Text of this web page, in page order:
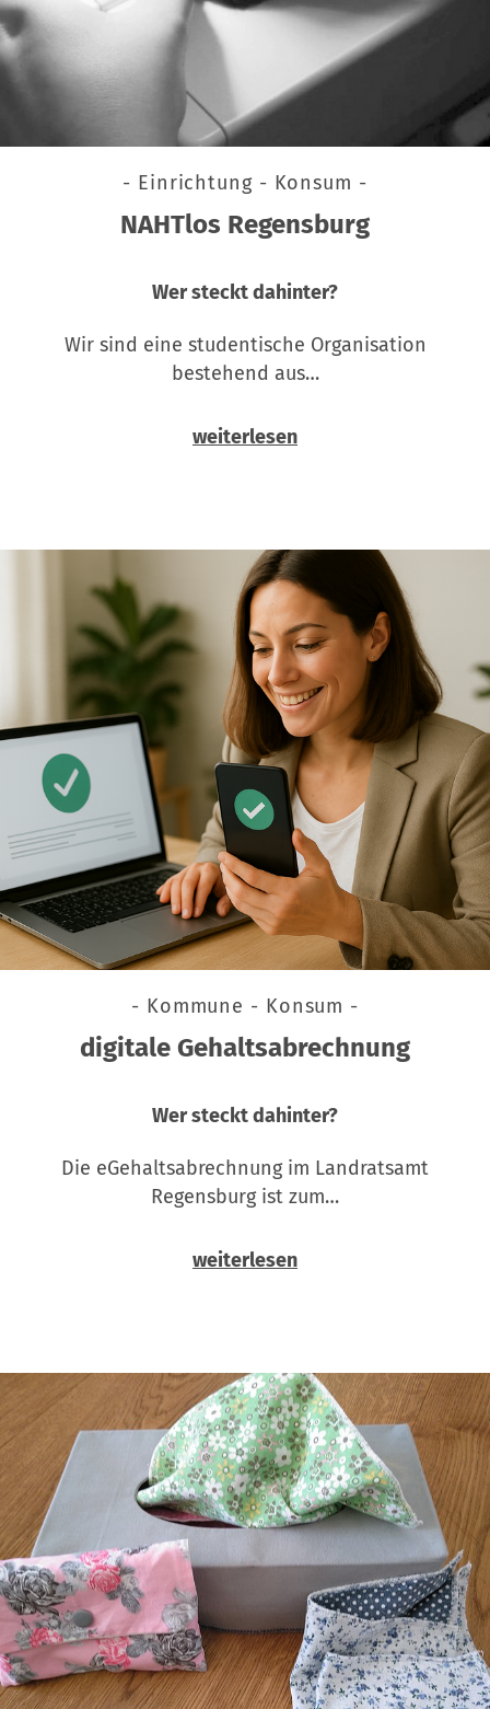
- Einrichtung - Konsum -
NAHTlos Regensburg
Wer steckt dahinter?
Wir sind eine studentische Organisation
bestehend aus…
weiterlesen
- Kommune - Konsum -
digitale Gehaltsabrechnung
Wer steckt dahinter?
Die eGehaltsabrechnung im Landratsamt
Regensburg ist zum…
weiterlesen